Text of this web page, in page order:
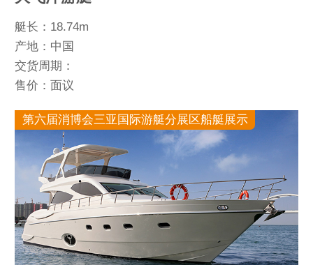
艇长：18.74m
产地：中国
交货周期：
售价：面议
第六届消博会三亚国际游艇分展区船艇展示